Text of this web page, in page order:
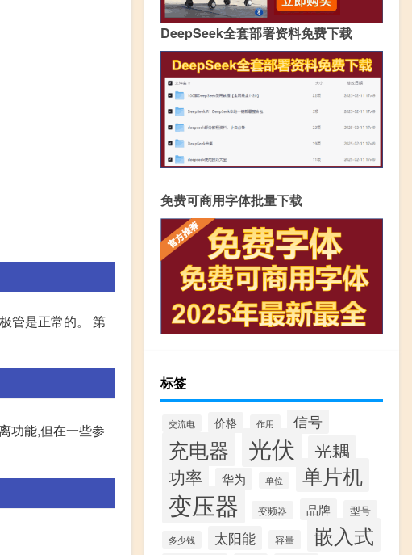
管是正常的。 第
功能,但在一些参
DeepSeek全套部署资料免费下载
免费可商用字体批量下载
标签
交流电 价格 作用 信号
充电器 光伏
光耦
功率
华为 单位 单片机
变压器 变频器 品牌 型号
多少钱 太阳能 容量 嵌入式